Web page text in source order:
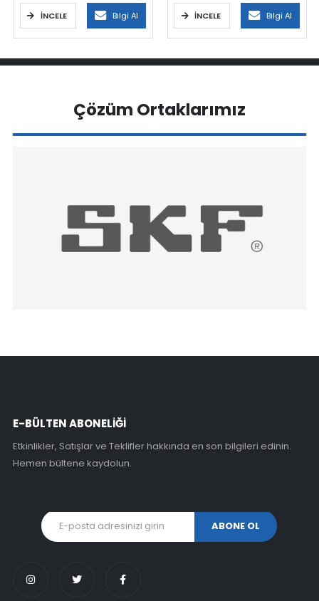
İNCELE Bilgi Al İNCELE Bilgi Al
Çözüm Ortaklarımız
E-BÜLTEN ABONELİĞİ
Etkinlikler, Satışlar ve Teklifler hakkında en son bilgileri edinin.
Hemen bültene kaydolun.